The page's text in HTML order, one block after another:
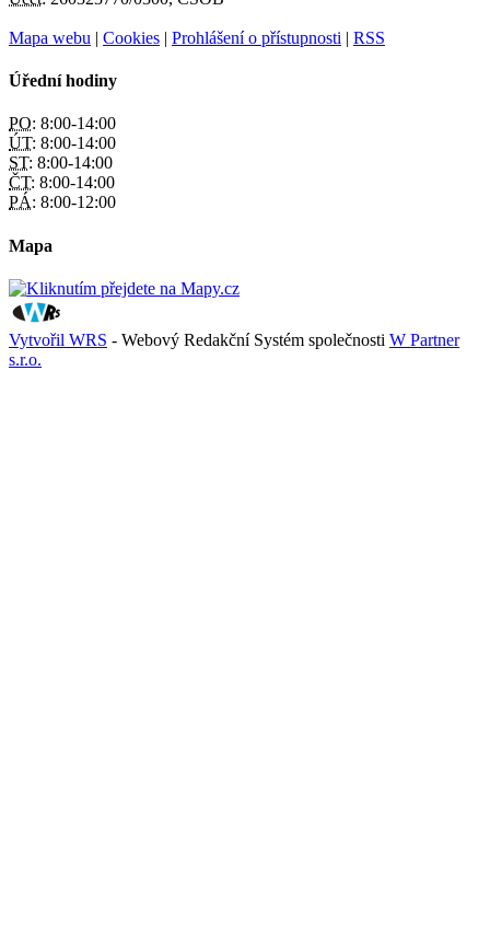
Mapa webu | Cookies | Prohlášení o přístupnosti | RSS
Úřední hodiny
PO: 8:00-14:00
ÚT: 8:00-14:00
ST: 8:00-14:00
ČT: 8:00-14:00
PÁ: 8:00-12:00
Mapa
Vytvořil WRS - Webový Redakční Systém společnosti W Partner
s.r.o.